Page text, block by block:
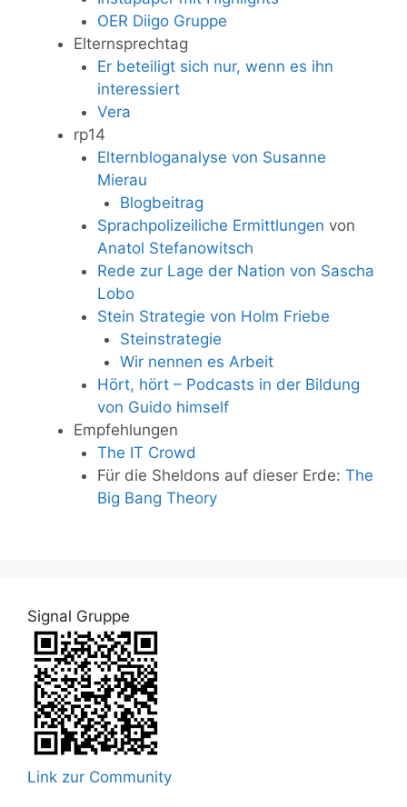
OER Diigo Gruppe
Elternsprechtag
Er beteiligt sich nur, wenn es ihn
interessiert
Vera
rp14
Elternbloganalyse von Susanne
Mierau
Blogbeitrag
Sprachpolizeiliche Ermittlungen von
Anatol Stefanowitsch
Rede zur Lage der Nation von Sascha
Lobo
Stein Strategie von Holm Friebe
Steinstrategie
Wir nennen es Arbeit
Hört, hört – Podcasts in der Bildung
von Guido himself
Empfehlungen
The IT Crowd
Für die Sheldons auf dieser Erde: The
Big Bang Theory
Signal Gruppe
Link zur Community